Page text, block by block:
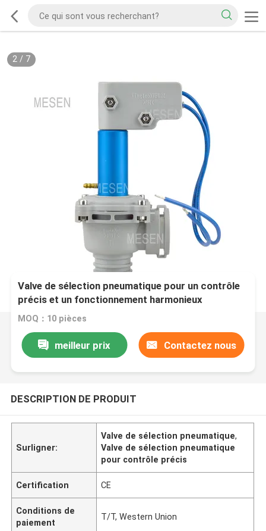
2/ 7
Valve de sélection pneumatique pour un contrôle
précis et un fonctionnement harmonieux
MOQ：10 pièces
meilleur prix Contactez nous
DESCRIPTION DE PRODUIT
Surligner:
Valve de sélection pneumatique,
Valve de sélection pneumatique
pour contrôle précis
Certification CE
Conditions de
paiement
T/T, Western Union